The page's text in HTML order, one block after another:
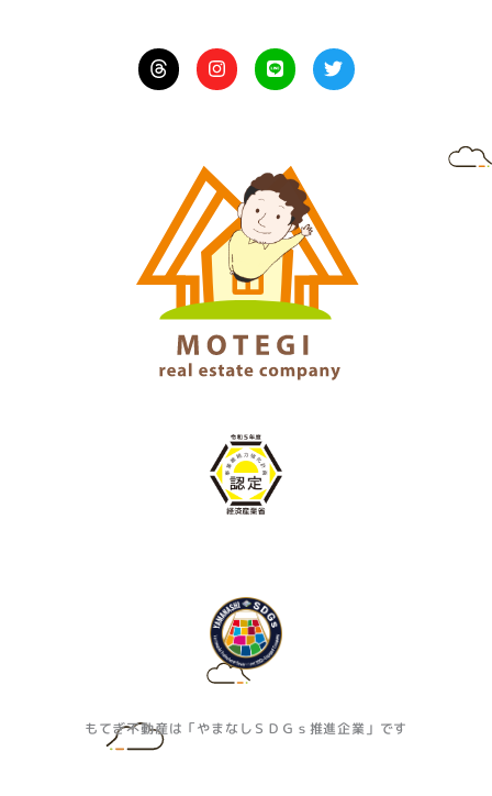
I
n
s
a
m
L
i
n
T
w
i
もてぎ不動産は「やまなしＳＤＧｓ推進企業」です